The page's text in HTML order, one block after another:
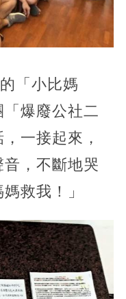
「小比媽
爆廢公社二
一接起來，
，不斷地哭
救我！」